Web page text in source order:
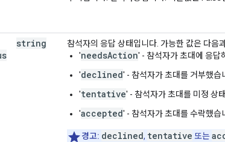
string
참석자의 응답 상태입니다. 가능한 값은 다음
'needsAction' - 참석자가 초대에 응답
'declined' - 참석자가 초대를 거부했습
'tentative' - 참석자가 초대를 미정 상
'accepted' - 참석자가 초대를 수락했습
경고: declined, tentative 또는